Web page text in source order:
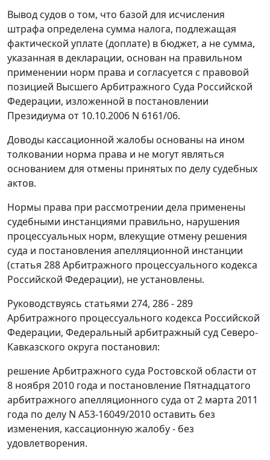
Вывод судов о том, что базой для исчисления
штрафа определена сумма налога, подлежащая
фактической уплате (доплате) в бюджет, а не сумма,
указанная в декларации, основан на правильном
применении норм права и согласуется с правовой
позицией Высшего Арбитражного Суда Российской
Федерации, изложенной в постановлении
Президиума от 10.10.2006 N 6161/06.
Доводы кассационной жалобы основаны на ином
толковании норма права и не могут являться
основанием для отмены принятых по делу судебных
актов.
Нормы права при рассмотрении дела применены
судебными инстанциями правильно, нарушения
процессуальных норм, влекущие отмену решения
суда и постановления апелляционной инстанции
(статья 288Арбитражного процессуального кодекса
Российской Федерации), не установлены.
Руководствуясь статьями 274, 286 - 289
Арбитражного процессуального кодекса Российской
Федерации, Федеральный арбитражный суд Северо-
Кавказского округа постановил:
решение Арбитражного суда Ростовской области от
8 ноября 2010 года и постановление Пятнадцатого
арбитражного апелляционного суда от 2 марта 2011
года по делу N А53-16049/2010 оставить без
изменения, кассационную жалобу - без
удовлетворения.